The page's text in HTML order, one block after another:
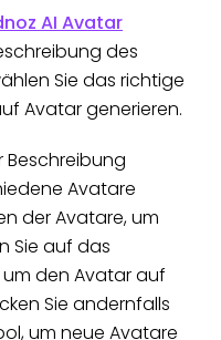
AI Avatar
des
Sie das richtige
Avatar generieren.
Beschreibung
Avatare
der Avatare, um
Sie auf das
den Avatar auf
Sie andernfalls
um neue Avatare